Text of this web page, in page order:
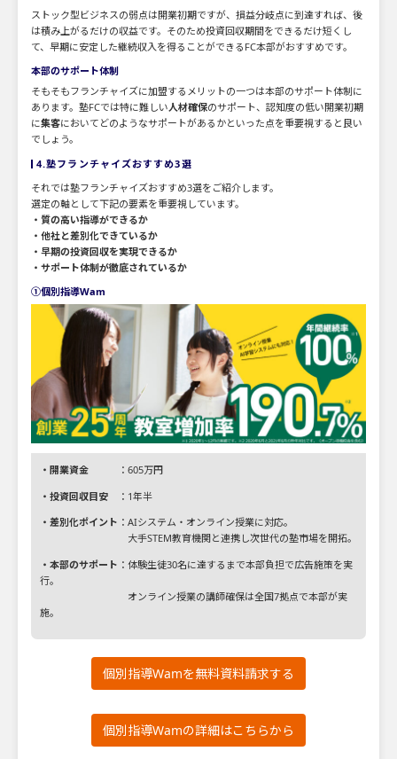
ストック型ビジネスの弱点は開業初期ですが、損益分岐点に到達すれば、後
は積み上がるだけの収益です。そのため投資回収期間をできるだけ短くし
て、早期に安定した継続収入を得ることができるFC本部がおすすめです。
本部のサポート体制
そもそもフランチャイズに加盟するメリットの一つは本部のサポート体制に
あります。塾FCでは特に難しい人材確保のサポート、認知度の低い開業初期
に集客においてどのようなサポートがあるかといった点を重要視すると良い
でしょう。
4.塾フランチャイズおすすめ3選
それでは塾フランチャイズおすすめ3選をご紹介します。
選定の軸として下記の要素を重要視しています。
・質の高い指導ができるか
・他社と差別化できているか
・早期の投資回収を実現できるか
・サポート体制が徹底されているか
①個別指導Wam
・開業資金 ：605万円
・投資回収目安 ：1年半
・差別化ポイント ：AIシステム・オンライン授業に対応。
大手STEM教育機関と連携し次世代の塾市場を開拓。
・本部のサポート ：体験生徒30名に達するまで本部負担で広告施策を実
行。
オンライン授業の講師確保は全国7拠点で本部が実
施。
個別指導Wamを無料資料請求する
個別指導Wamの詳細はこちらから